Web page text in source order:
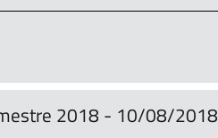
2018 - 10/08/2018